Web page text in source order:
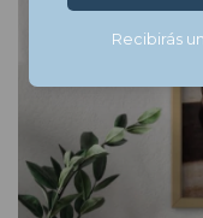
Recibirás